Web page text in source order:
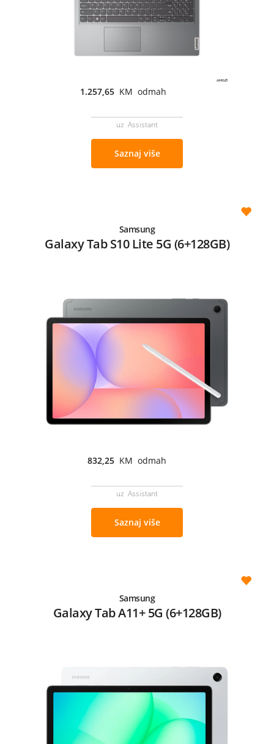
1.257,65 KM odmah
uz Assistant
Saznaj više
Samsung
Galaxy Tab S10 Lite 5G (6+128GB)
832,25 KM odmah
uz Assistant
Saznaj više
Samsung
Galaxy Tab A11+ 5G (6+128GB)